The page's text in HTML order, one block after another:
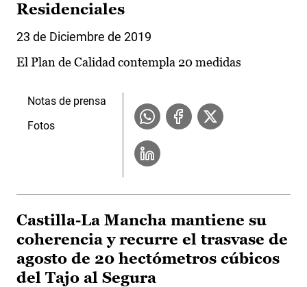
Residenciales
23 de Diciembre de 2019
El Plan de Calidad contempla 20 medidas
Notas de prensa
Fotos
Castilla-La Mancha mantiene su
coherencia y recurre el trasvase de
agosto de 20 hectómetros cúbicos
del Tajo al Segura